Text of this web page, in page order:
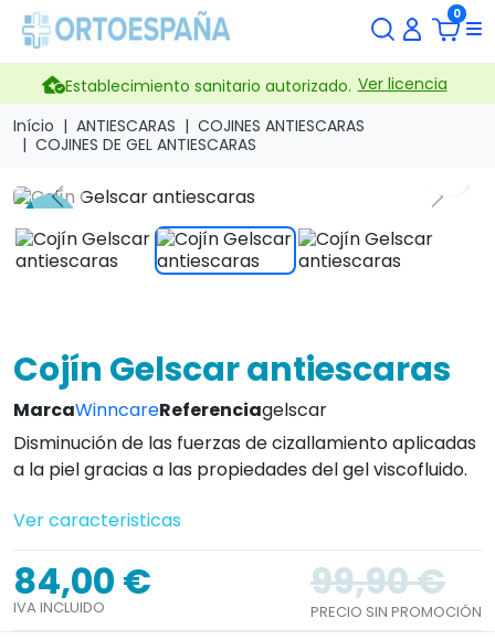
0
Establecimiento sanitario autorizado. Ver licencia
Início
ANTIESCARAS
COJINES ANTIESCARAS
COJINES DE GEL ANTIESCARAS
Previous Next
Cojín Gelscar antiescaras
MarcaWinncareReferenciagelscar
Disminución de las fuerzas de cizallamiento aplicadas
a la piel gracias a las propiedades del gel viscofluido.
Ver caracteristicas
84,00 €
IVA INCLUIDO
99,90 €
PRECIO SIN PROMOCIÓN